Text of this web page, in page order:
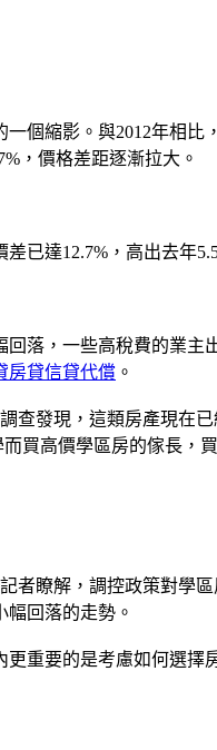
縮影。與2012年相比
，價格差距逐漸拉大。
達12.7%，高出去年
，一些高稅費的業主
房貸信貸代償 。
發現，這類房產現在
買高價學區房的傢長，
瞭解，調控政策對學區
幅回落的走勢。
要的是考慮如何選擇